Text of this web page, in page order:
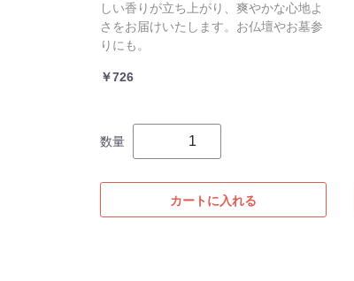
しい香りが立ち上がり、爽やかな心地よ
さをお届けいたします。お仏壇やお墓参
りにも。
￥726
数量
カートに入れる